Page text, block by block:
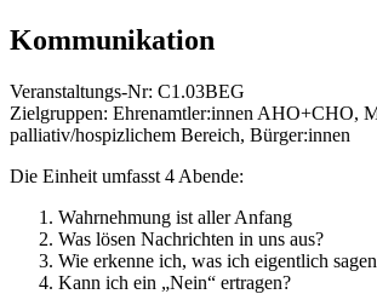
Kommunikation
Veranstaltungs-Nr: C1.03BEG
Zielgruppen: Ehrenamtler:innen AHO+CHO,
palliativ/hospizlichem Bereich, Bürger:innen
Die Einheit umfasst 4 Abende:
Wahrnehmung ist aller Anfang
Was lösen Nachrichten in uns aus?
Wie erkenne ich, was ich eigentlich
Kann ich ein „Nein“ ertragen?